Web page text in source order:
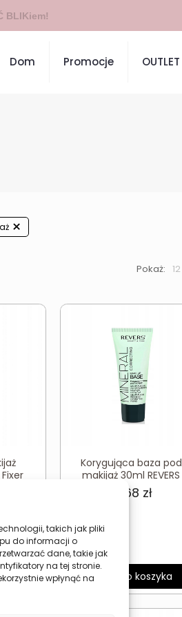
takich jak pliki
do informacji o
dane, takie jak
na tej stronie.
wpłynąć na
Dom Promocje OUTLET
Pokaż: 12
zł.
cena
wynosi:
22,30 zł.
zł
Korygująca baza pod
makijaż 30ml REVERS
15,68 zł
Dodaj do koszyka
BLIKiem!